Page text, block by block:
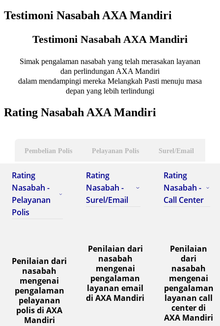
Testimoni Nasabah AXA Mandiri
Testimoni Nasabah AXA Mandiri
Simak pengalaman nasabah yang telah merasakan layanan
dan perlindungan AXA Mandiri
dalam mendampingi mereka Melangkah Pasti menuju masa
depan yang lebih terlindungi
Rating Nasabah AXA Mandiri
Pembelian Polis Pelayanan Polis Surel/Email
Rating
Nasabah -
Pelayanan
Polis
Penilaian dari
nasabah
mengenai
pengalaman
pelayanan
polis di AXA
Mandiri
Rating
Nasabah -
Surel/Email
Penilaian dari
nasabah
mengenai
pengalaman
layanan email
di AXA Mandiri
Rating
Nasabah -
Call Center
Penilaian
dari
nasabah
mengenai
pengalaman
layanan call
center di
AXA Mandiri